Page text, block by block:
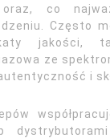
oraz, co
Często
jakości,
ze
i